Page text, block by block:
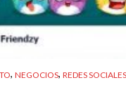
, NEGOCIOS, REDES SOCIALES